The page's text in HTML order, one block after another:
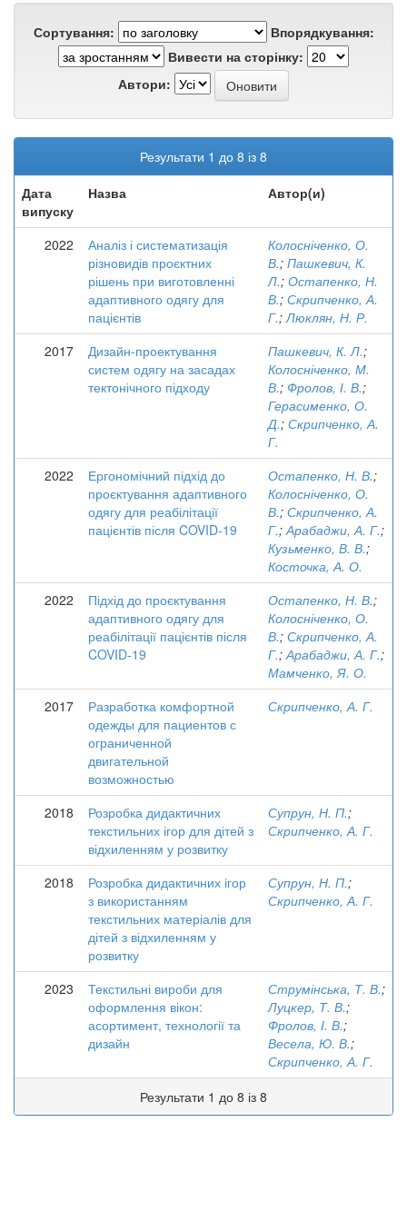
Сортування:
Впорядкування:
Вивести на сторінку:
Автори:
Результати 1 до 8 із 8
Дата
випуску
Назва Автор(и)
2022
Аналіз і систематизація
різновидів проєктних
рішень при виготовленні
адаптивного одягу для
пацієнтів
Колосніченко, О.
В.; Пашкевич, К.
Л.; Остапенко, Н.
В.; Скрипченко, А.
Г.;Люклян, Н. Р.
2017
Дизайн-проектування
систем одягу на засадах
тектонічного підходу
Пашкевич, К. Л.;
Колосніченко, М.
В.; Фролов, І. В.;
Герасименко, О.
Д.; Скрипченко, А.
Г.
2022
Ергономічний підхід до
проєктування адаптивного
одягу для реабілітації
пацієнтів після COVID-19
Остапенко, Н. В.;
Колосніченко, О.
В.; Скрипченко, А.
Г.;Арабаджи, А. Г.;
Кузьменко, В. В.;
Косточка, А. О.
2022
Підхід до проєктування
адаптивного одягу для
реабілітації пацієнтів після
COVID-19
Остапенко, Н. В.;
Колосніченко, О.
В.; Скрипченко, А.
Г.;Арабаджи, А. Г.;
Мамченко, Я. О.
2017
Разработка комфортной
одежды для пациентов с
ограниченной
двигательной
возможностью
Скрипченко, А. Г.
2018
Розробка дидактичних
текстильних ігор для дітей з
відхиленням у розвитку
Супрун, Н. П.;
Скрипченко, А. Г.
2018
Розробка дидактичних ігор
з використанням
текстильних матеріалів для
дітей з відхиленням у
розвитку
Супрун, Н. П.;
Скрипченко, А. Г.
2023
Текстильні вироби для
оформлення вікон:
асортимент, технології та
дизайн
Струмінська, Т. В.;
Луцкер, Т. В.;
Фролов, І. В.;
Весела, Ю. В.;
Скрипченко, А. Г.
Результати 1 до 8 із 8